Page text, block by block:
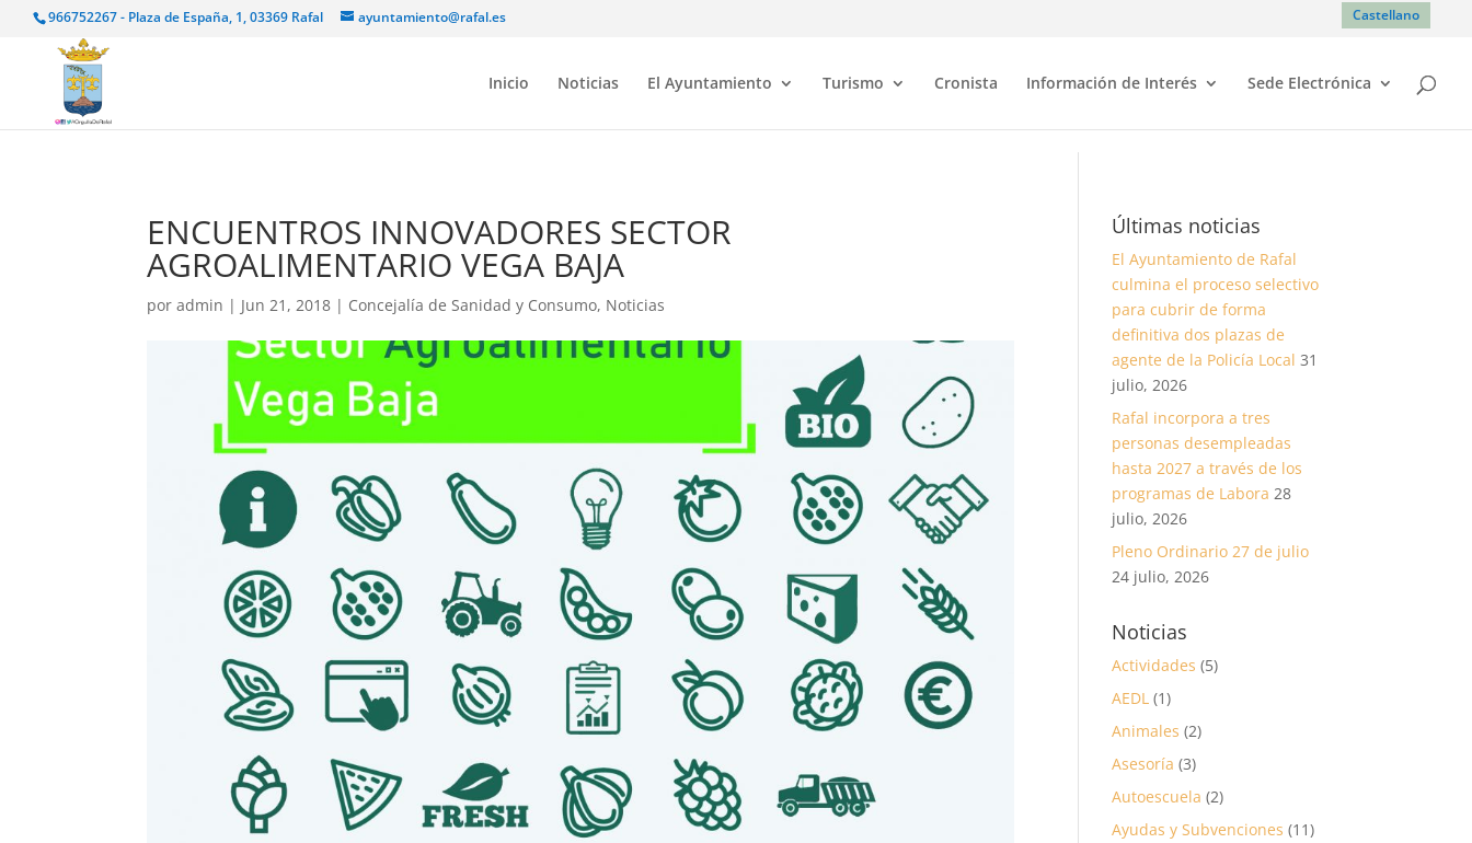
966752267 - Plaza de España, 1, 03369 Rafal ayuntamiento@rafal.es Castellano
Inicio Noticias El Ayuntamiento Turismo Cronista Información de Interés Sede Electrónica
ENCUENTROS INNOVADORES SECTOR
AGROALIMENTARIO VEGA BAJA
poradmin | Jun 21, 2018 | Concejalía de Sanidad y Consumo, Noticias
Últimas noticias
El Ayuntamiento de Rafal
culmina el proceso selectivo
para cubrir de forma
definitiva dos plazas de
agente de la Policía Local 31
julio, 2026
Rafal incorpora a tres
personas desempleadas
hasta 2027 a través de los
programas de Labora 28
julio, 2026
Pleno Ordinario 27 de julio
24 julio, 2026
Noticias
Actividades (5)
AEDL (1)
Animales (2)
Asesoría (3)
Autoescuela (2)
Ayudas y Subvenciones (11)